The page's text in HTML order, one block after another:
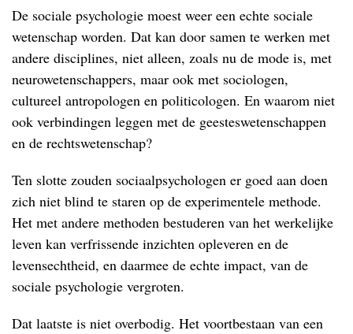
De sociale psychologie moest weer een echte sociale
wetenschap worden. Dat kan door samen te werken met
andere disciplines, niet alleen, zoals nu de mode is, met
neurowetenschappers, maar ook met sociologen,
cultureel antropologen en politicologen. En waarom niet
ook verbindingen leggen met de geesteswetenschappen
en de rechtswetenschap?
Ten slotte zouden sociaalpsychologen er goed aan doen
zich niet blind te staren op de experimentele methode.
Het met andere methoden bestuderen van het werkelijke
leven kan verfrissende inzichten opleveren en de
levensechtheid, en daarmee de echte impact, van de
sociale psychologie vergroten.
Dat laatste is niet overbodig. Het voortbestaan van een